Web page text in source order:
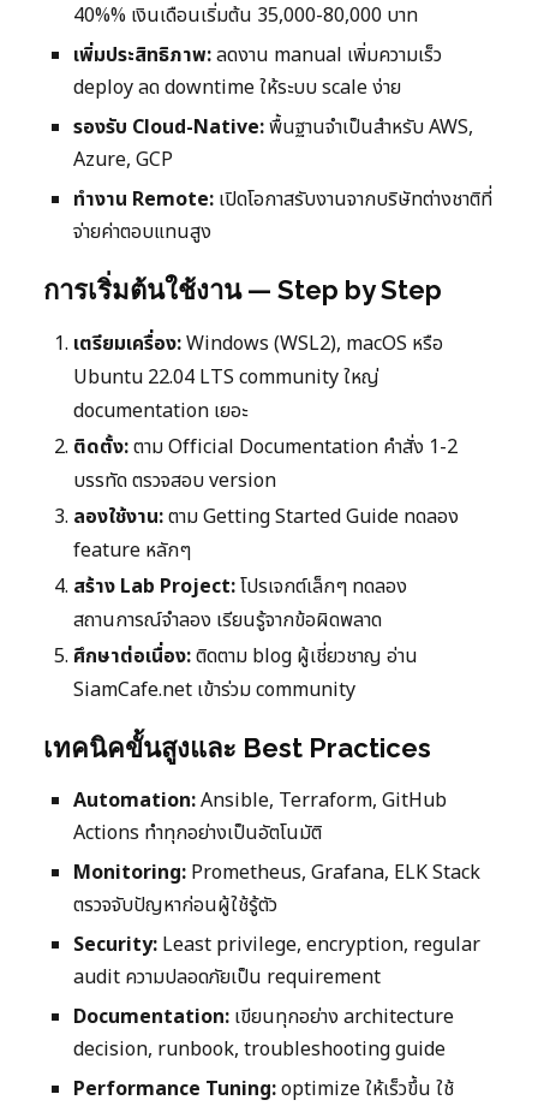
40%% เงินเดือนเริ่มต้น 35,000-80,000 บาท
เพิ่มประสิทธิภาพ:ลดงาน manual เพิ่มความเร็ว
deploy ลด downtime ให้ระบบ scale ง่าย
รองรับ Cloud-Native:พื้นฐานจำเป็นสำหรับ AWS,
Azure, GCP
ทำงาน Remote: เปิดโอกาสรับงานจากบริษัทต่างชาติที่
จ่ายค่าตอบแทนสูง
การเริ่มต้นใช้งาน — Step by Step
เตรียมเครื่อง:Windows (WSL2), macOS หรือ
Ubuntu 22.04 LTS community ใหญ่
documentation เยอะ
ติดตั้ง:ตาม Official Documentation คำสั่ง 1-2
บรรทัด ตรวจสอบ version
ลองใช้งาน:ตาม Getting Started Guide ทดลอง
feature หลักๆ
สร้าง Lab Project:โปรเจกต์เล็กๆ ทดลอง
สถานการณ์จำลอง เรียนรู้จากข้อผิดพลาด
ศึกษาต่อเนื่อง:ติดตาม blog ผู้เชี่ยวชาญ อ่าน
SiamCafe.net เข้าร่วม community
เทคนิคขั้นสูงและ Best Practices
Automation:Ansible, Terraform, GitHub
Actions ทำทุกอย่างเป็นอัตโนมัติ
Monitoring: Prometheus, Grafana, ELK Stack
ตรวจจับปัญหาก่อนผู้ใช้รู้ตัว
Security: Least privilege, encryption, regular
audit ความปลอดภัยเป็น requirement
Documentation: เขียนทุกอย่าง architecture
decision, runbook, troubleshooting guide
Performance Tuning:optimize ให้เร็วขึ้น ใช้